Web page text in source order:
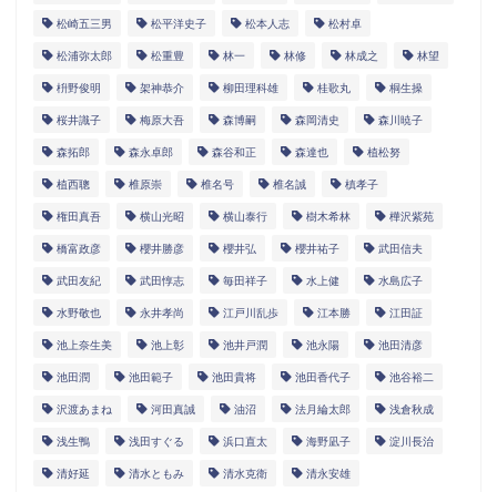
松崎五三男 松平洋史子 松本人志 松村卓
松浦弥太郎 松重豊 林一 林修 林成之 林望
枡野俊明 架神恭介 柳田理科雄 桂歌丸 桐生操
桜井識子 梅原大吾 森博嗣 森岡清史 森川暁子
森拓郎 森永卓郎 森谷和正 森達也 植松努
植西聰 椎原崇 椎名号 椎名誠 槙孝子
権田真吾 横山光昭 横山泰行 樹木希林 樺沢紫苑
橋富政彦 櫻井勝彦 櫻井弘 櫻井祐子 武田信夫
武田友紀 武田惇志 毎田祥子 水上健 水島広子
水野敬也 永井孝尚 江戸川乱歩 江本勝 江田証
池上奈生美 池上彰 池井戸潤 池永陽 池田清彦
池田潤 池田範子 池田貴将 池田香代子 池谷裕二
沢渡あまね 河田真誠 油沼 法月綸太郎 浅倉秋成
浅生鴨 浅田すぐる 浜口直太 海野凪子 淀川長治
清好延 清水ともみ 清水克衛 清永安雄